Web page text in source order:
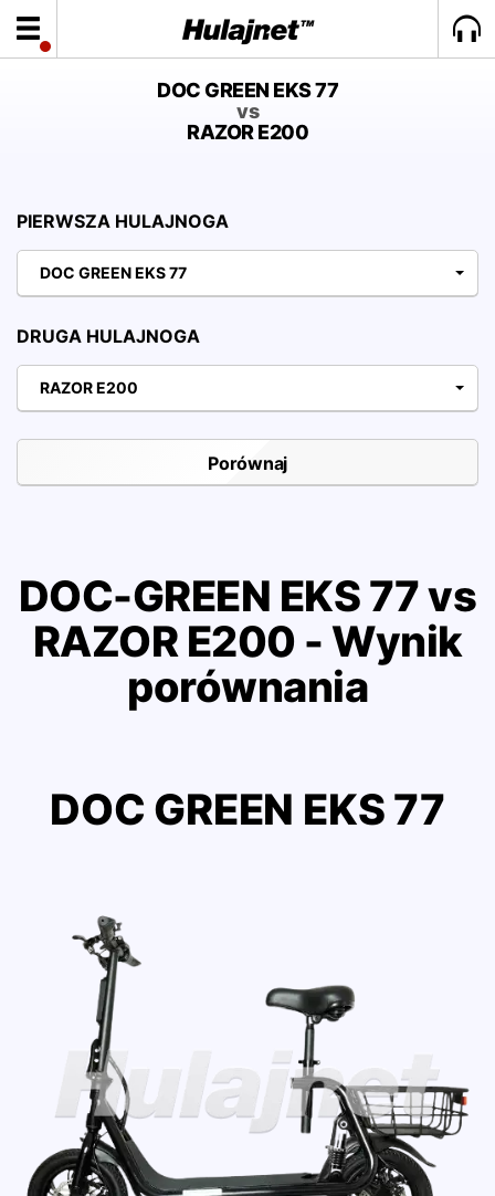
DOC GREEN EKS 77
vs
RAZOR E200
PIERWSZA HULAJNOGA
DOC GREEN EKS 77
DRUGA HULAJNOGA
RAZOR E200
DOC-GREEN EKS 77 vs
RAZOR E200 - Wynik
porównania
DOC GREEN EKS 77